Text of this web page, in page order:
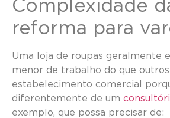
Complexidade
reforma para
Uma loja de roupas geralmente
menor de trabalho do que
estabelecimento comercial
diferentemente de um
exemplo, que possa precisar de: